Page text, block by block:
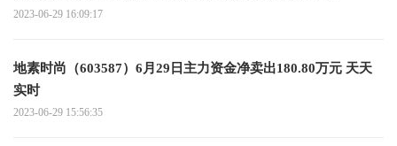
2023-06-29 16:09:17
地素时尚（603587）6月29日主力资金净卖出180.80万元 天天
实时
2023-06-29 15:56:35